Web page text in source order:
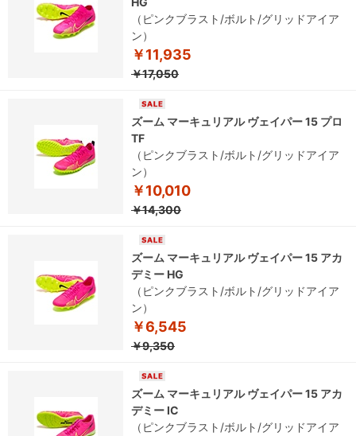
（ピンクブラスト/ボルト/グリッドアイア
ン）
￥11,935
￥17,050
ズーム マーキュリアル ヴェイパー 15 プロ
TF
（ピンクブラスト/ボルト/グリッドアイア
ン）
￥10,010
￥14,300
ズーム マーキュリアル ヴェイパー 15 アカ
デミー HG
（ピンクブラスト/ボルト/グリッドアイア
ン）
￥6,545
￥9,350
ズーム マーキュリアル ヴェイパー 15 アカ
デミー IC
（ピンクブラスト/ボルト/グリッドアイア